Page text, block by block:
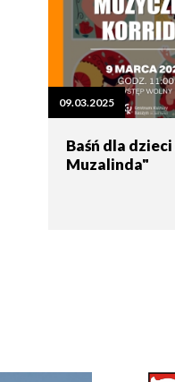
09.03.2025
Baśń dla
Muzalinda"